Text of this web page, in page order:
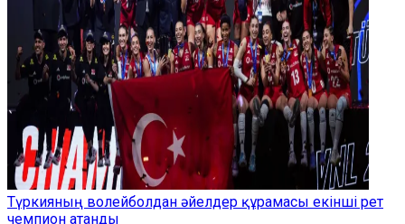
Түркияның волейболдан әйелдер құрамасы екінші рет
чемпион атанды